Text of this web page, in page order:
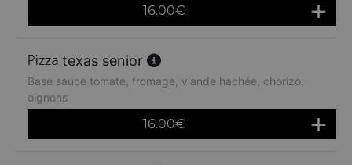
16.00€
texas senior
Base sauce tomate, fromage, viande hachée, chorizo,
oignons
16.00€